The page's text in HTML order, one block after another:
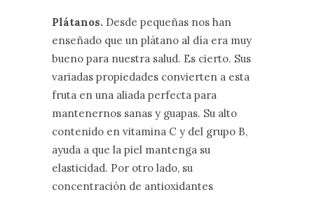
Plátanos. Desde pequeñas nos han
enseñado que un plátano al día era muy
bueno para nuestra salud. Es cierto. Sus
variadas propiedades convierten a esta
fruta en una aliada perfecta para
mantenernos sanas y guapas. Su alto
contenido en vitamina C y del grupo B,
ayuda a que la piel mantenga su
elasticidad. Por otro lado, su
concentración de antioxidantes